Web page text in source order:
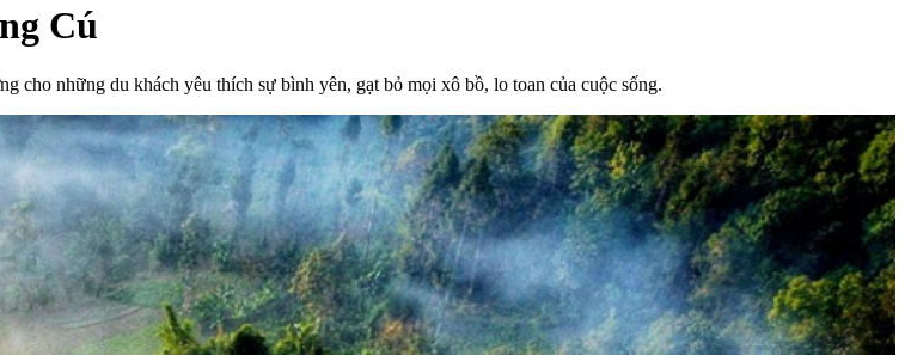
Cú
cho những du khách yêu thích sự bình yên, gạt bỏ mọi xô bồ, lo toan của cuộc sống.